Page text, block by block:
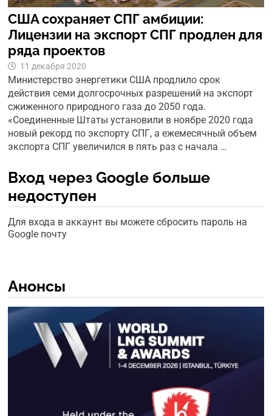
США сохраняет СПГ амбиции:
Лицензии на экспорт СПГ продлен для
ряда проектов
11 декабря 2020
Министерство энергетики США продлило срок
действия семи долгосрочных разрешений на экспорт
сжиженного природного газа до 2050 года.
«Соединенные Штаты установили в ноябре 2020 года
новый рекорд по экспорту СПГ, а ежемесячный объем
экспорта СПГ увеличился в пять раз с начала …
Вход через Google больше
недоступен
Для входа в аккаунт вы можете сбросить пароль на
Google почту
Анонсы